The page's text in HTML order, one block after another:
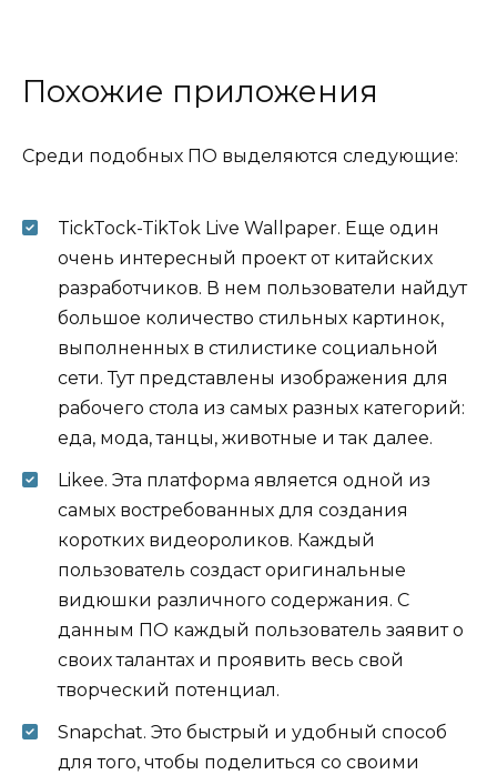
Похожие приложения
Среди подобных ПО выделяются следующие:
TickTock-TikTok Live Wallpaper. Еще один
очень интересный проект от китайских
разработчиков. В нем пользователи найдут
большое количество стильных картинок,
выполненных в стилистике социальной
сети. Тут представлены изображения для
рабочего стола из самых разных категорий:
еда, мода, танцы, животные и так далее.
Likee. Эта платформа является одной из
самых востребованных для создания
коротких видеороликов. Каждый
пользователь создаст оригинальные
видюшки различного содержания. С
данным ПО каждый пользователь заявит о
своих талантах и проявить весь свой
творческий потенциал.
Snapchat. Это быстрый и удобный способ
для того, чтобы поделиться со своими